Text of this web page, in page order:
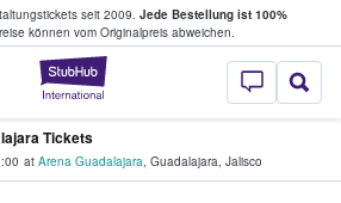
seit 2009. Jede Bestellung ist 100%
können vom Originalpreis abweichen.
StubHub - Wo
& verkaufen
Tickets
at Arena Guadalajara, Guadalajara, Jalisco